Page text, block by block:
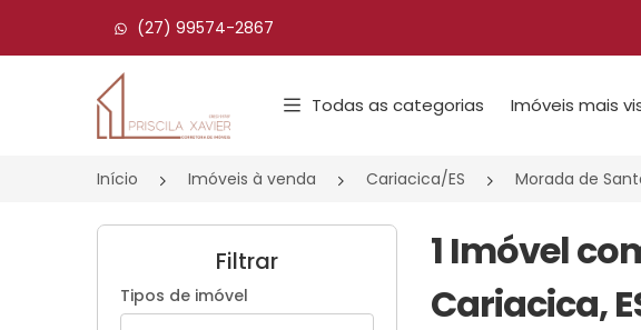
(27) 99574-2867
Página inicial
Todas as categorias Imóveis mais
Início Imóveis à venda Cariacica/ES Morada de
Filtrar
Tipos de imóvel
1 Imóvel
Cariacica,